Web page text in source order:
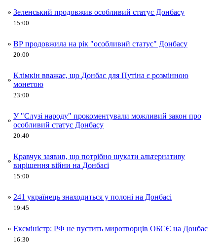
» Зеленський продовжив особливий статус Донбасу
15:00
» ВР продовжила на рік "особливий статус" Донбасу
20:00
»
Клімкін вважає, що Донбас для Путіна є розмінною
монетою
23:00
»
У "Слузі народу" прокоментували можливий закон про
особливий статус Донбасу
20:40
»
Кравчук заявив, що потрібно шукати альтернативу
вирішення війни на Донбасі
15:00
» 241 українець знаходиться у полоні на Донбасі
19:45
» Ексміністр: РФ не пустить миротворців ОБСЄ на Донбас
16:30